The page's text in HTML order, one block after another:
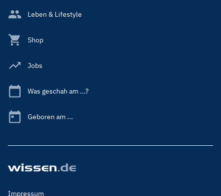
Leben & Lifestyle
Shop
Jobs
Was geschah am ...?
Geboren am ...
Footer
Impressum